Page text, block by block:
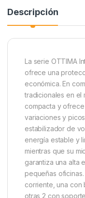
Descripción
La serie OTTIMA
ofrece una
económica. En
tradicionales en el
compacta y
variaciones y
estabilizador de
energía estable y
mientras que su
garantiza una alta
pequeñas
corriente, una con
otras 2 con